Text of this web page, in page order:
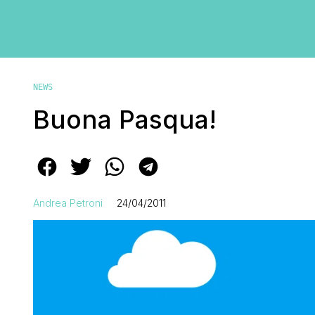
NEWS
Buona Pasqua!
Andrea Petroni 24/04/2011